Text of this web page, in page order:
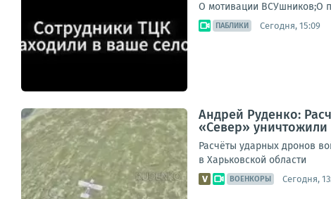
О мотивации ВСУшников;О
ПАБЛИКИ Сегодня, 15:09
Андрей Руденко:
«Север» уничтожили
Расчёты ударных дронов
в Харьковской области
ВОЕНКОРЫ Сегодня,